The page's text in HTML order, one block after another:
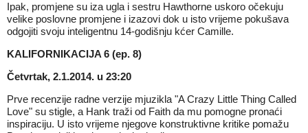
Ipak, promjene su iza ugla i sestru Hawthorne uskoro očekuju
velike poslovne promjene i izazovi dok u isto vrijeme pokušava
odgojiti svoju inteligentnu 14-godišnju kćer Camille.
KALIFORNIKACIJA 6 (ep. 8)
Četvrtak, 2.1.2014. u 23:20
Prve recenzije radne verzije mjuzikla "A Crazy Little Thing Called
Love" su stigle, a Hank traži od Faith da mu pomogne pronaći
inspiraciju. U isto vrijeme njegove konstruktivne kritike pomažu